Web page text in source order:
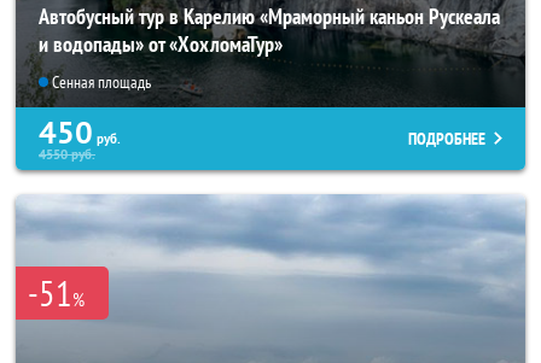
Автобусный тур в Карелию «Мраморный каньон Рускеала
и водопады» от «ХохломаТур»
Сенная площадь
450 руб.
4550руб.
ПОДРОБНЕЕ
-51%